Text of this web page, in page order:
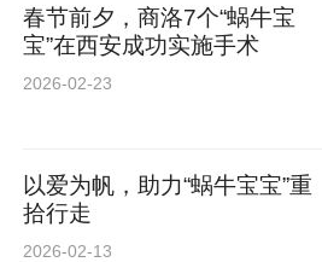
春节前夕，商洛7个“蜗牛宝
宝”在西安成功实施手术
2026-02-23
以爱为帆，助力“蜗牛宝宝”重
拾行走
2026-02-13